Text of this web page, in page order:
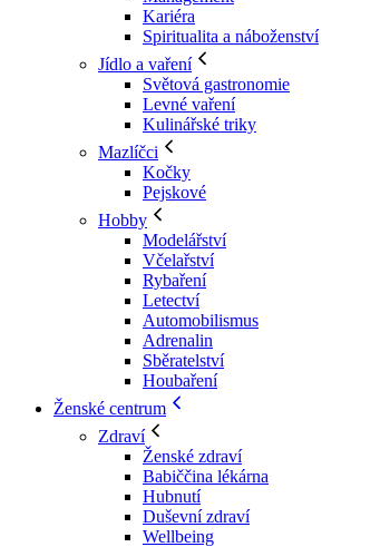
Kariéra
Spiritualita a náboženství
Jídlo a vaření
Světová gastronomie
Levné vaření
Kulinářské triky
Mazlíčci
Kočky
Pejskové
Hobby
Modelářství
Včelařství
Rybaření
Letectví
Automobilismus
Adrenalin
Sběratelství
Houbaření
Ženské centrum
Zdraví
Ženské zdraví
Babiččina lékárna
Hubnutí
Duševní zdraví
Wellbeing